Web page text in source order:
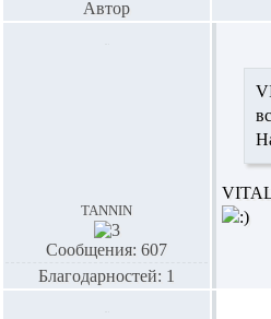
Автор
tannin
Сообщения: 607
Благодарностей: 1